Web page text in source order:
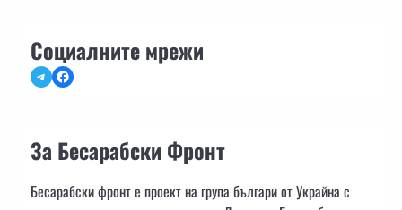
Социалните мрежи
TelegramFacebook
За Бесарабски Фронт
Бесарабски фронт е проект на група българи от Украйна с